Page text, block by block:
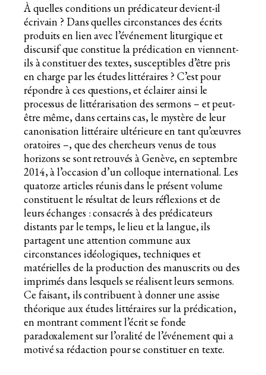
À quelles conditions un prédicateur devient-il
écrivain ? Dans quelles circonstances des écrits
produits en lien avec l’événement liturgique et
discursif que constitue la prédication en viennent-
ils à constituer des textes, susceptibles d’être pris
en charge par les études littéraires ? C’est pour
répondre à ces questions, et éclairer ainsi le
processus de littérarisation des sermons – et peut-
être même, dans certains cas, le mystère de leur
canonisation littéraire ultérieure en tant qu’œuvres
oratoires –, que des chercheurs venus de tous
horizons se sont retrouvés à Genève, en septembre
2014, à l’occasion d’un colloque international. Les
quatorze articles réunis dans le présent volume
constituent le résultat de leurs réflexions et de
leurs échanges : consacrés à des prédicateurs
distants par le temps, le lieu et la langue, ils
partagent une attention commune aux
circonstances idéologiques, techniques et
matérielles de la production des manuscrits ou des
imprimés dans lesquels se réalisent leurs sermons.
Ce faisant, ils contribuent à donner une assise
théorique aux études littéraires sur la prédication,
en montrant comment l’écrit se fonde
paradoxalement sur l’oralité de l’événement qui a
motivé sa rédaction pour se constituer en texte.